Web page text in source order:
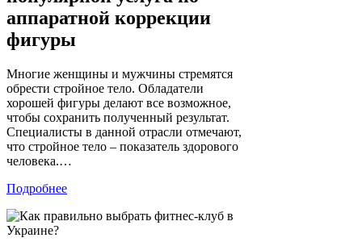
аппаратной коррекции
фигуры
Многие женщины и мужчины стремятся
обрести стройное тело. Обладатели
хорошей фигуры делают все возможное,
чтобы сохранить полученный результат.
Специалисты в данной отрасли отмечают,
что стройное тело – показатель здорового
человека.…
Подробнее